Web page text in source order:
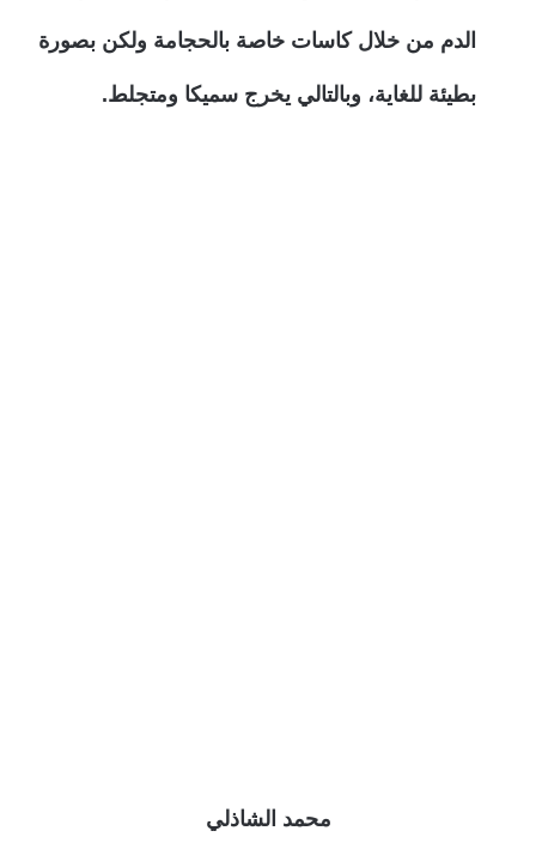
الدم من خلال كاسات خاصة بالحجامة ولكن بصورة
بطيئة للغاية، وبالتالي يخرج سميكا ومتجلط.
محمد الشاذلي